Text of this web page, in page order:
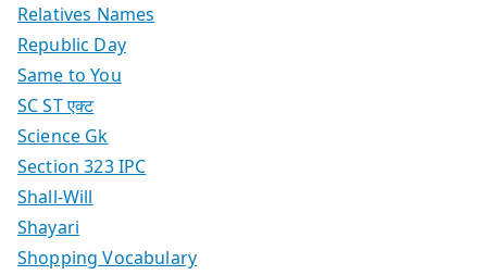
Relatives Names
Republic Day
Same to You
SC ST एक्ट
Science Gk
Section 323 IPC
Shall-Will
Shayari
Shopping Vocabulary